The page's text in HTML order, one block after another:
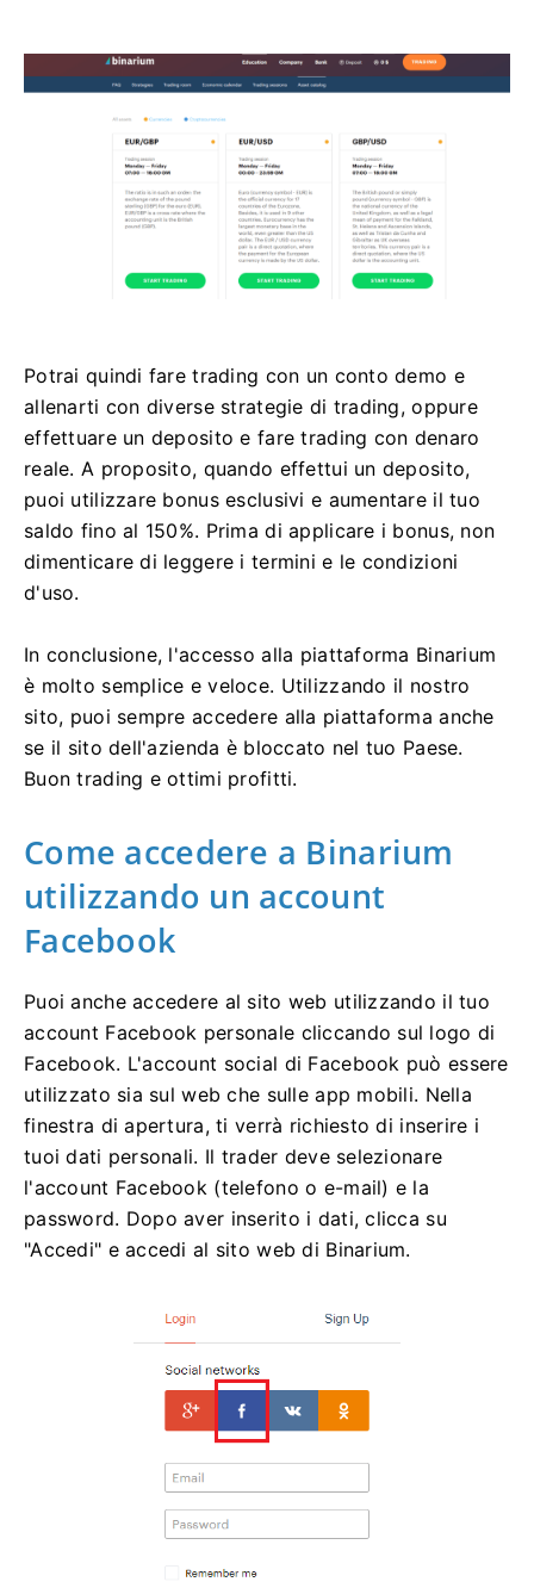
Potrai quindi fare trading con un conto demo e
allenarti con diverse strategie di trading, oppure
effettuare un deposito e fare trading con denaro
reale. A proposito, quando effettui un deposito,
puoi utilizzare bonus esclusivi e aumentare il tuo
saldo fino al 150%. Prima di applicare i bonus, non
dimenticare di leggere i termini e le condizioni
d'uso.
In conclusione, l'accesso alla piattaforma Binarium
è molto semplice e veloce. Utilizzando il nostro
sito, puoi sempre accedere alla piattaforma anche
se il sito dell'azienda è bloccato nel tuo Paese.
Buon trading e ottimi profitti.
Come accedere a Binarium
utilizzando un account
Facebook
Puoi anche accedere al sito web utilizzando il tuo
account Facebook personale cliccando sul logo di
Facebook. L'account social di Facebook può essere
utilizzato sia sul web che sulle app mobili. Nella
finestra di apertura, ti verrà richiesto di inserire i
tuoi dati personali. Il trader deve selezionare
l'account Facebook (telefono o e-mail) e la
password. Dopo aver inserito i dati, clicca su
"Accedi" e accedi al sito web di Binarium.